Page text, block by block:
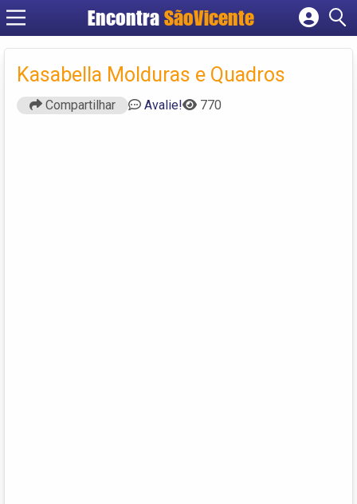
Encontra SãoVicente
Cadastrar empresa
Criar conta
Kasabella Molduras e Quadros
Compartilhar Avalie! 770